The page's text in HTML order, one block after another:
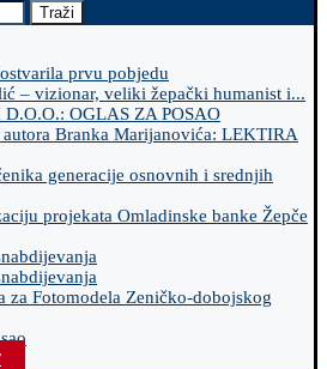
Traži
prvu pobjedu
– vizionar, veliki žepački humanist i...
OGLAS ZA POSAO
Branka Marijanovića: LEKTIRA
generacije osnovnih i srednjih
projekata Omladinske banke Žepče
za Fotomodela Zeničko-dobojskog